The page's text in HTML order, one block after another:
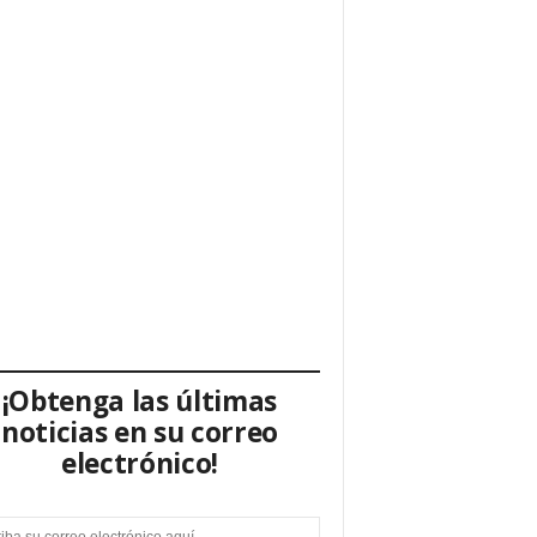
¡Obtenga las últimas
noticias en su correo
electrónico!